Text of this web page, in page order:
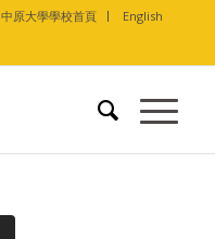
中原大學學校首頁 English